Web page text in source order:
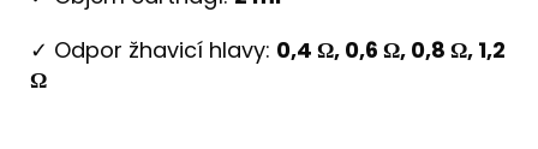
✓ Odpor žhavicí hlavy: 0,4 Ω, 0,6 Ω, 0,8 Ω, 1,2
Ω